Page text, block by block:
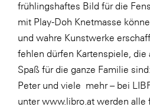
SeneCura
SERVICE&MORE
SKINUANCE®
Somfy
Sony DADC
frühlingshaftes Bild für die
mit Play-Doh Knetmasse
und wahre Kunstwerke
fehlen dürfen Kartenspiele, die
Spaß für die ganze Familie
Peter und viele mehr – bei
unterwww.libro.at werden alle